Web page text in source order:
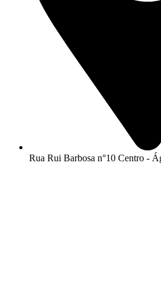
Rua Rui Barbosa n°10 Centro -